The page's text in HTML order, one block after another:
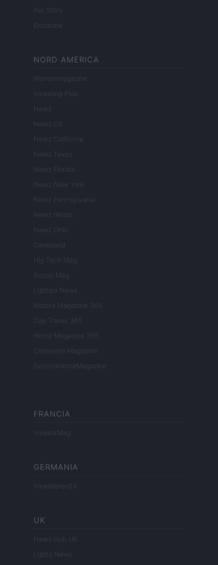
Pet Story
Encocina
NORD AMERICA
Womanmagazine
Investing Plus
Newz
Newz US
Newz California
Newz Texas
Newz Florida
Newz New York
Newz Pennsylvania
Newz Illinois
Newz Ohio
Gameland
Hig Tech Mag
Scoop Mag
Lgbtqia News
Motors Magazine 365
Day Travel 365
Home Magazine 365
Cineverse Magazine
SecondHomeMagazine
FRANCIA
InvestirMag
GERMANIA
Investieren24
UK
News Hub UK
Lgbtq News